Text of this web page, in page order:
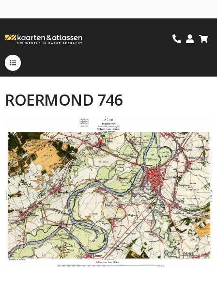
ROERMOND 746